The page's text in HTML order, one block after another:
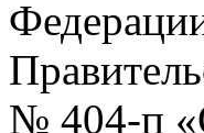
№ 404-п